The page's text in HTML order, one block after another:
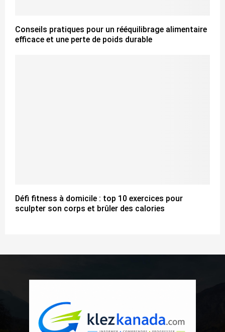
Conseils pratiques pour un rééquilibrage alimentaire
efficace et une perte de poids durable
Défi fitness à domicile : top 10 exercices pour
sculpter son corps et brûler des calories